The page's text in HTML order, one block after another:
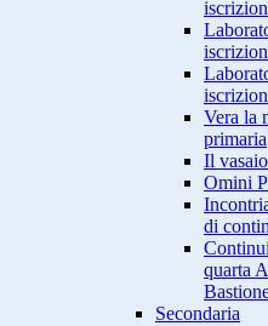
Vera la
primaria
Il
Omini
di
quarta
Secondaria